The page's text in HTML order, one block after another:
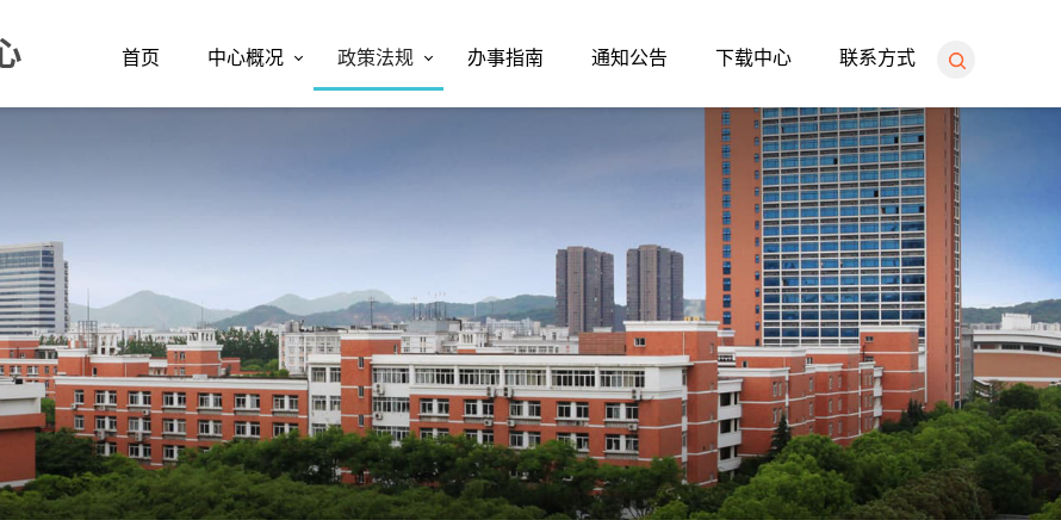
首页 中心概况 政策法规 办事指南 通知公告 下载中心 联系方式